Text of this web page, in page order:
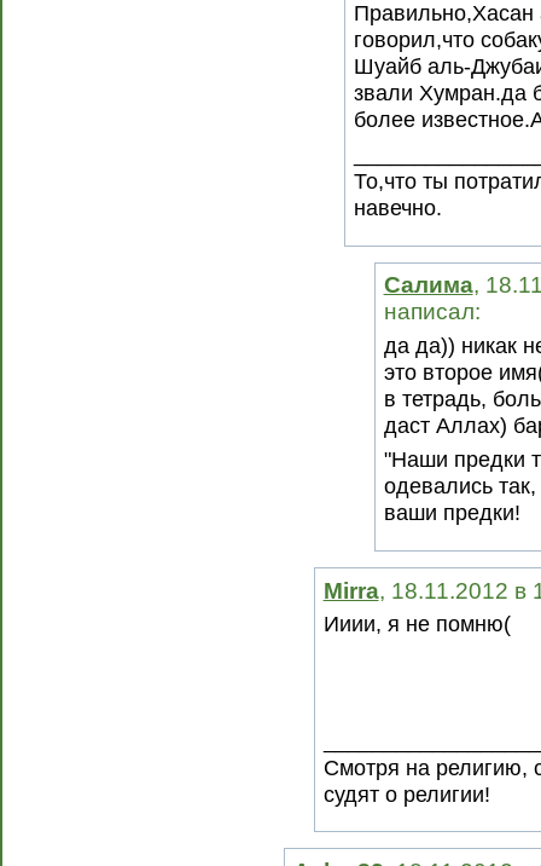
Правильно,Хасан
говорил,что
Шуайб аль-
звали Хумран.да
более
То,что ты
навечно.
Салима,
написал:
да да)) никак
это второе
в тетрадь,
даст Аллах)
"Наши предки
одевались
ваши предки!
Mirra, 18.11.2012 в
Ииии, я не помню(
Смотря на религию,
судят о религии!